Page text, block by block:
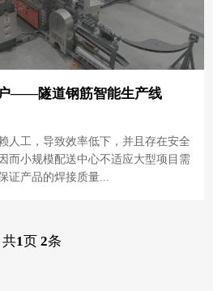
——隧道钢筋智能生产线
人工，导致效率低下，并且存在安全
而小规模配送中心不适应大型项目需
证产品的焊接质量...
共1页 2条